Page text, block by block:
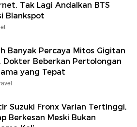
Tak Lagi Andalkan BTS
Blankspot
Banyak Percaya Mitos Gigitan
Dokter Beberkan Pertolongan
yang Tepat
Suzuki Fronx Varian Tertinggi,
Berkesan Meski Bukan